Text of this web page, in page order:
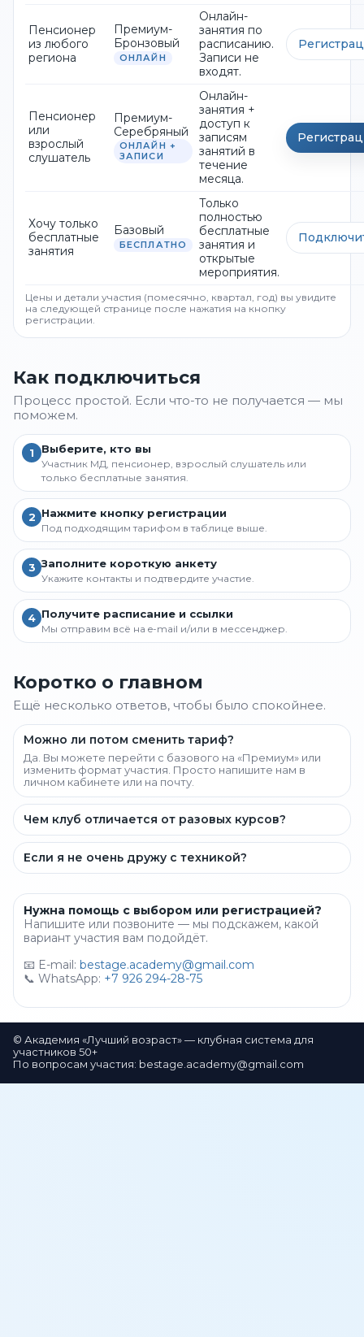
Пенсионер
из любого
региона
Премиум-
Бронзовый
ОНЛАЙН
Онлайн-
занятия по
расписанию.
Записи не
входят.
Пенсионер
или
взрослый
слушатель
Премиум-
Серебряный
ОНЛАЙН +
ЗАПИСИ
Онлайн-
занятия +
доступ к
записям
занятий в
течение
месяца.
Хочу только
бесплатные
занятия
Базовый
БЕСПЛАТНО
Только
полностью
бесплатные
занятия и
открытые
мероприятия.
Цены и детали участия (помесячно, квартал, год) вы увидите
на следующей странице после нажатия на кнопку
регистрации.
Как подключиться
Процесс простой. Если что-то не получается — мы
поможем.
1 Выберите, кто вы
Участник МД, пенсионер, взрослый слушатель или
только бесплатные занятия.
2 Нажмите кнопку регистрации
Под подходящим тарифом в таблице выше.
3 Заполните короткую анкету
Укажите контакты и подтвердите участие.
4 Получите расписание и ссылки
Мы отправим всё на e-mail и/или в мессенджер.
Коротко о главном
Ещё несколько ответов, чтобы было спокойнее.
Можно ли потом сменить тариф?
Да. Вы можете перейти с базового на «Премиум» или
изменить формат участия. Просто напишите нам в
личном кабинете или на почту.
Чем клуб отличается от разовых курсов?
Если я не очень дружу с техникой?
Нужна помощь с выбором или регистрацией?
Напишите или позвоните — мы подскажем, какой
вариант участия вам подойдёт.
📧 E-mail: bestage.academy@gmail.com
📞 WhatsApp: +7 926 294-28-75
© Академия «Лучший возраст» — клубная система для
участников 50+
По вопросам участия: bestage.academy@gmail.com